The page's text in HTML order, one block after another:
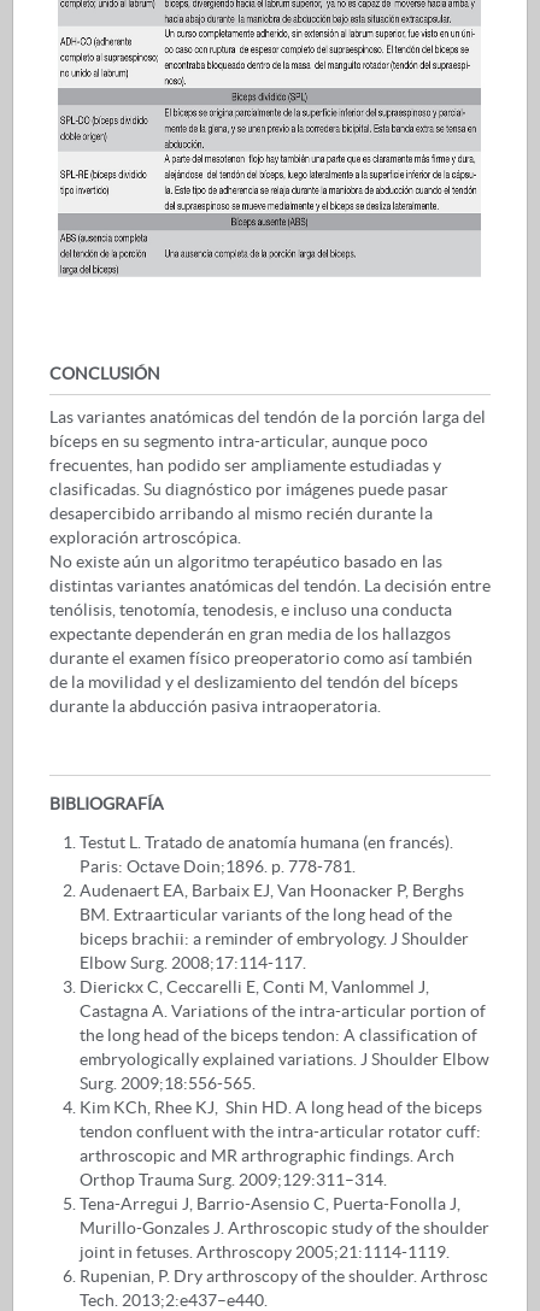
CONCLUSIÓN
Las variantes anatómicas del tendón de la porción larga del
bíceps en su segmento intra-articular, aunque poco
frecuentes, han podido ser ampliamente estudiadas y
clasificadas. Su diagnóstico por imágenes puede pasar
desapercibido arribando al mismo recién durante la
exploración artroscópica.
No existe aún un algoritmo terapéutico basado en las
distintas variantes anatómicas del tendón. La decisión entre
tenólisis, tenotomía, tenodesis, e incluso una conducta
expectante dependerán en gran media de los hallazgos
durante el examen físico preoperatorio como así también
de la movilidad y el deslizamiento del tendón del bíceps
durante la abducción pasiva intraoperatoria.
BIBLIOGRAFÍA
Testut L. Tratado de anatomía humana (en francés).
Paris: Octave Doin;1896. p. 778-781.
Audenaert EA, Barbaix EJ, Van Hoonacker P, Berghs
BM. Extraarticular variants of the long head of the
biceps brachii: a reminder of embryology. J Shoulder
Elbow Surg. 2008;17:114-117.
Dierickx C, Ceccarelli E, Conti M, Vanlommel J,
Castagna A. Variations of the intra-articular portion of
the long head of the biceps tendon: A classification of
embryologically explained variations. J Shoulder Elbow
Surg. 2009;18:556-565.
Kim KCh, Rhee KJ, Shin HD. A long head of the biceps
tendon confluent with the intra-articular rotator cuff:
arthroscopic and MR arthrographic findings. Arch
Orthop Trauma Surg. 2009;129:311–314.
Tena-Arregui J, Barrio-Asensio C, Puerta-Fonolla J,
Murillo-Gonzales J. Arthroscopic study of the shoulder
joint in fetuses. Arthroscopy 2005;21:1114-1119.
Rupenian, P. Dry arthroscopy of the shoulder. Arthrosc
Tech. 2013;2:e437–e440.